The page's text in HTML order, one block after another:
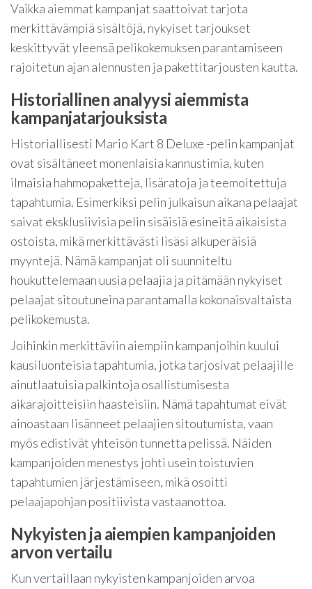
Vaikka aiemmat kampanjat saattoivat tarjota
merkittävämpiä sisältöjä, nykyiset tarjoukset
keskittyvät yleensä pelikokemuksen parantamiseen
rajoitetun ajan alennusten ja pakettitarjousten kautta.
Historiallinen analyysi aiemmista
kampanjatarjouksista
Historiallisesti Mario Kart 8 Deluxe -pelin kampanjat
ovat sisältäneet monenlaisia kannustimia, kuten
ilmaisia hahmopaketteja, lisäratoja ja teemoitettuja
tapahtumia. Esimerkiksi pelin julkaisun aikana pelaajat
saivat eksklusiivisia pelin sisäisiä esineitä aikaisista
ostoista, mikä merkittävästi lisäsi alkuperäisiä
myyntejä. Nämä kampanjat oli suunniteltu
houkuttelemaan uusia pelaajia ja pitämään nykyiset
pelaajat sitoutuneina parantamalla kokonaisvaltaista
pelikokemusta.
Joihinkin merkittäviin aiempiin kampanjoihin kuului
kausiluonteisia tapahtumia, jotka tarjosivat pelaajille
ainutlaatuisia palkintoja osallistumisesta
aikarajoitteisiin haasteisiin. Nämä tapahtumat eivät
ainoastaan lisänneet pelaajien sitoutumista, vaan
myös edistivät yhteisön tunnetta pelissä. Näiden
kampanjoiden menestys johti usein toistuvien
tapahtumien järjestämiseen, mikä osoitti
pelaajapohjan positiivista vastaanottoa.
Nykyisten ja aiempien kampanjoiden
arvon vertailu
Kun vertaillaan nykyisten kampanjoiden arvoa